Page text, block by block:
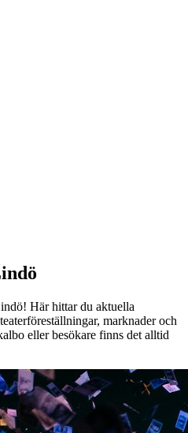
Här hittar du aktuella
marknader och
eller besökare finns det alltid